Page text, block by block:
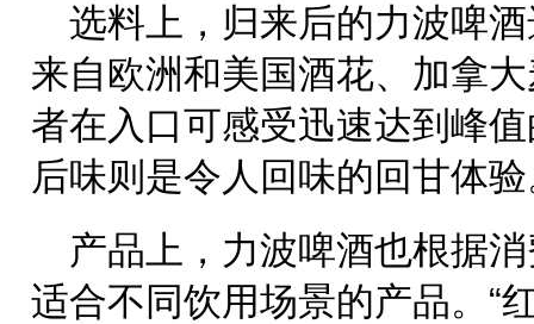
选料上，归来后的力波啤
来自欧洲和美国酒花、加拿
者在入口可感受迅速达到峰
后味则是令人回味的回甘体
产品上，力波啤酒也根据
适合不同饮用场景的产品。“